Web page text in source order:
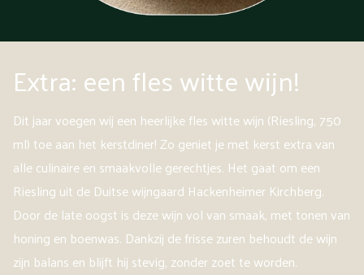
Extra: een fles witte wijn!
Dit jaar voegen wij een heerlijke fles witte wijn (Riesling, 750
ml) toe aan het kerstdiner! Zo geniet je met kerst extra van
alle culinaire en smaakvolle gerechtjes. Het gaat om een
Riesling uit de Duitse wijngaard Hackenheimer Kirchberg.
Door de late oogst is deze wijn vol van smaak, met tonen van
honing en boenwas. Dankzij de frisse zuren behoudt de wijn
zijn balans en blijft hij stevig, zonder zoet te worden.